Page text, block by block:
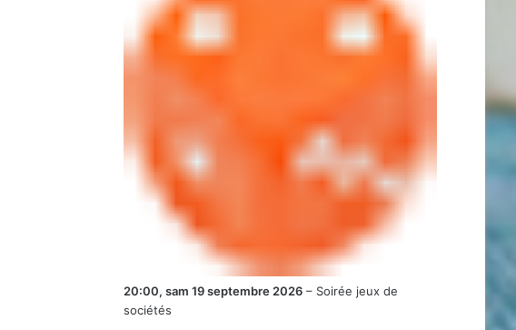
20:00, sam 19 septembre 2026 – Soirée jeux de
sociétés